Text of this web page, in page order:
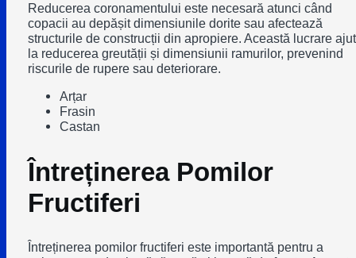
Reducerea coronamentului este necesară atunci când
copacii au depășit dimensiunile dorite sau afectează
structurile de construcții din apropiere. Această lucrare
la reducerea greutății și dimensiunii ramurilor, prevenind
riscurile de rupere sau deteriorare.
Arțar
Frasin
Castan
Întreținerea Pomilor
Fructiferi
Întreținerea pomilor fructiferi este importantă pentru a